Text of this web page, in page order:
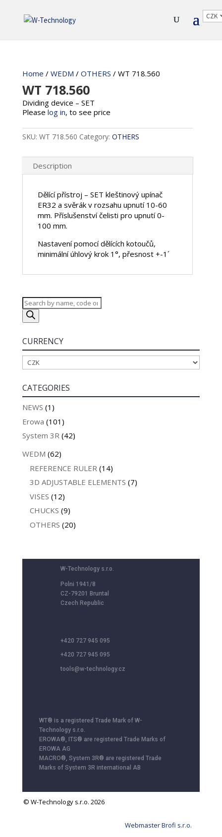
Home / WEDM / OTHERS / WT 718.560
WT 718.560
Please log in, to see price
Dividing device – SET
SKU: WT 718.560 Category: OTHERS
Description
Dělící přístroj – SET kleštinový upínač
ER32 a svěrák v rozsahu upnutí 10-60
mm. Příslušenství čelisti pro upnutí 0-
100 mm.
Nastavení pomocí dělících kotoučů,
minimální úhlový krok 1°, přesnost +-1´
Products
search
CURRENCY
CATEGORIES
NEWS (1)
Erowa (101)
System 3R (42)
WEDM (62)
REFERENCE RULER (14)
3D ADJUSTABLE ELEMENTS (7)
VISES (12)
CHUCKS (9)
OTHERS (20)
W-Technology s.r.o.
Polni 1941/8
CZ-79201 Bruntal
Czech Republic
+420 727 945 095
+420 727 945 095
tools@w-technology.cz
WT® is a registered Trade Mark of W-
Technology s.r.o.
EROWA®, ITS® are registered Trade Marks of
EROWA AG
MACRO®, System 3R® are registered Trade
Marks of System 3R international AB
© W-Technology s.r.o. 2026
Webmaster Brofi s.r.o.